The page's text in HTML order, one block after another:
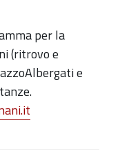
per la
(ritrovo e
e
.